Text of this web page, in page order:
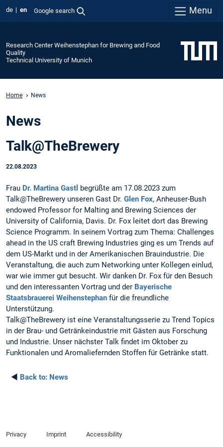
de en Google search Menu
Research Center Weihenstephan for Brewing and Food
Quality
Technical University of Munich
Home News
News
Talk@TheBrewery
22.08.2023
Frau Dr. Martina Gastl begrüßte am 17.08.2023 zum
Talk@TheBrewery unseren Gast Dr. Glen Fox, Anheuser-Bush
endowed Professor for Malting and Brewing Sciences der
University of California, Davis. Dr. Fox leitet dort das Brewing
Science Programm. In seinem Vortrag zum Thema: Challenges
ahead in the US craft Brewing Industries ging es um Trends auf
dem US-Markt und in der Amerikanischen Brauindustrie. Die
Veranstaltung, die auch zum Networking unter Kollegen einlud,
war wie immer gut besucht. Wir danken Dr. Fox für den Besuch
und den interessanten Vortrag und der Bayerische
Staatsbrauerei Weihenstephan für die freundliche
Unterstützung.
Talk@TheBrewery ist eine Veranstaltungsserie zu Trend Topics
in der Brau- und Getränkeindustrie mit Gästen aus Forschung
und Industrie. Unser nächster Talk findet im Oktober zu
Funktionalen und Aromaliefernden Stoffen für Getränke statt.
◄ Back to: News
Privacy Imprint Accessibility